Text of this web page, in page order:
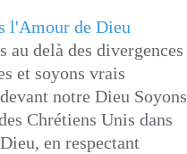
au delà des divergences
et soyons vrais
notre Dieu Soyons
Chrétiens Unis dans
en respectant